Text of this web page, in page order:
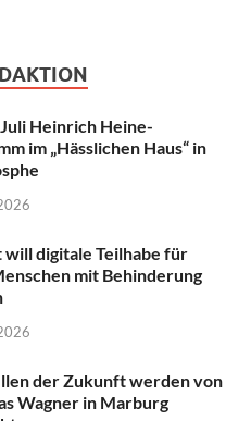
Heinrich Heine-
im „Hässlichen Haus“ in
digitale Teilhabe für
mit Behinderung
der Zukunft werden von
Wagner in Marburg